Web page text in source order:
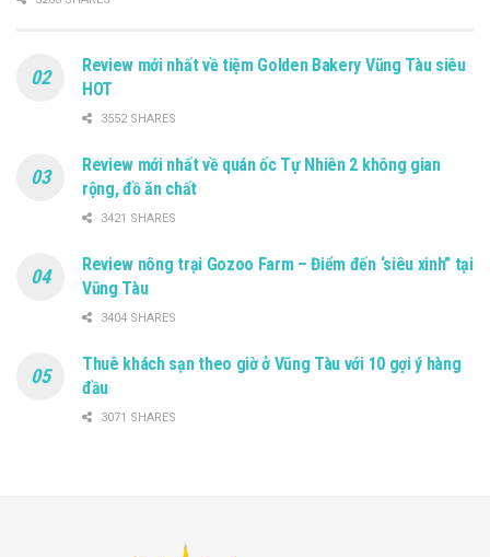
Review mới nhất về tiệm Golden Bakery Vũng Tàu siêu
HOT
3552 SHARES
Review mới nhất về quán ốc Tự Nhiên 2 không gian
rộng, đồ ăn chất
3421 SHARES
Review nông trại Gozoo Farm – Điểm đến ‘siêu xinh” tại
Vũng Tàu
3404 SHARES
Thuê khách sạn theo giờ ở Vũng Tàu với 10 gợi ý hàng
đầu
3071 SHARES